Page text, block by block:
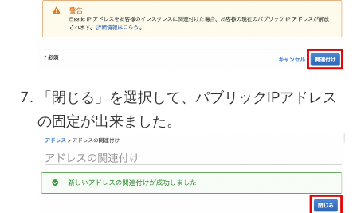
「閉じる」を選択して、パブリックIPアドレス
の固定が出来ました。